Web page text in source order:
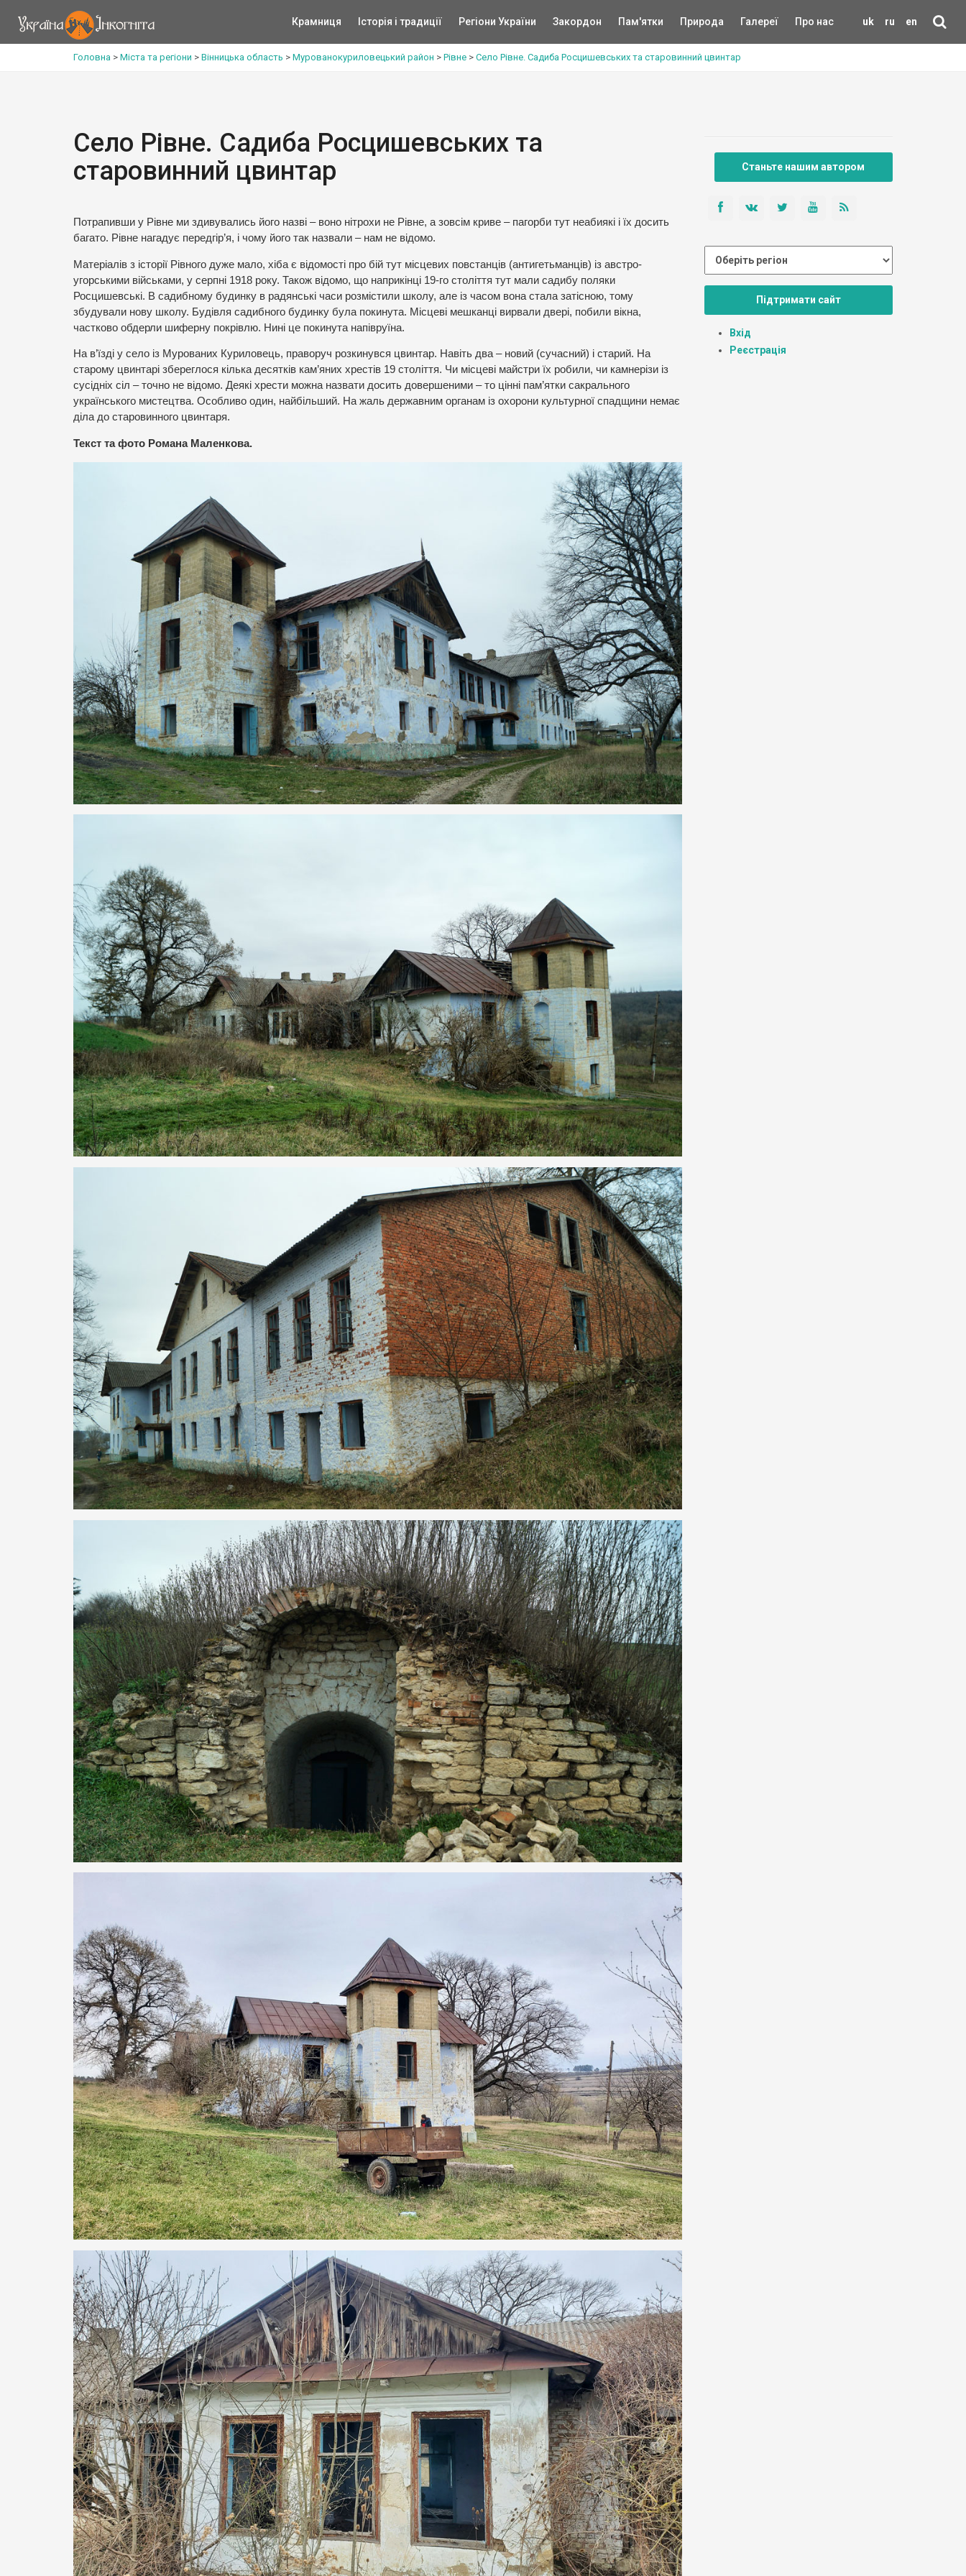
uk ru en
Крамниця Історія і традиції Регіони України Закордон Пам'ятки Природа Галереї Про нас
Головна > Міста та регіони > Вінницька область > Мурованокуриловецький район > Рівне > Село Рівне. Садиба Росцишевських та старовинний цвинтар
Село Рівне. Садиба Росцишевських та
старовинний цвинтар
Потрапивши у Рівне ми здивувались його назві – воно нітрохи не Рівне, а зовсім криве – пагорби тут неабиякі і їх досить
багато. Рівне нагадує передгір’я, і чому його так назвали – нам не відомо.
Матеріалів з історії Рівного дуже мало, хіба є відомості про бій тут місцевих повстанців (антигетьманців) із австро-
угорськими військами, у серпні 1918 року. Також відомо, що наприкінці 19-го століття тут мали садибу поляки
Росцишевські. В садибному будинку в радянські часи розмістили школу, але із часом вона стала затісною, тому
збудували нову школу. Будівля садибного будинку була покинута. Місцеві мешканці вирвали двері, побили вікна,
частково обдерли шиферну покрівлю. Нині це покинута напівруїна.
На в’їзді у село із Мурованих Куриловець, праворуч розкинувся цвинтар. Навіть два – новий (сучасний) і старий. На
старому цвинтарі збереглося кілька десятків кам’яних хрестів 19 століття. Чи місцеві майстри їх робили, чи камнерізи із
сусідніх сіл – точно не відомо. Деякі хрести можна назвати досить довершеними – то цінні пам’ятки сакрального
українського мистецтва. Особливо один, найбільший. На жаль державним органам із охорони культурної спадщини немає
діла до старовинного цвинтаря.
Текст та фото Романа Маленкова.
Станьте нашим автором
Підтримати сайт
Вхід
Реєстрація